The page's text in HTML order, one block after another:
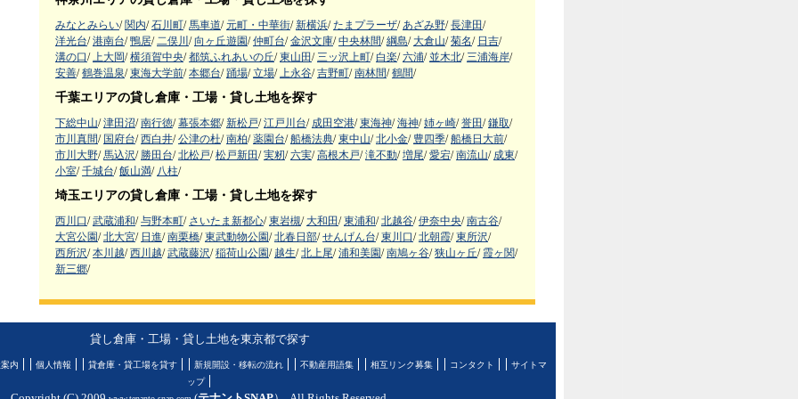
みなとみらい/ 関内/ 石川町/ 馬車道/ 元町・中華街/ 新横浜/ たまプラーザ/ あざみ野/ 長津田/
洋光台/ 港南台/ 鴨居/ 二俣川 / 向ヶ丘遊園/ 仲町台/ 金沢文庫/ 中央林間/ 綱島/ 大倉山/ 菊名/ 日吉/
溝の口/ 上大岡/ 横須賀中央/ 都筑ふれあいの丘/ 東山田/ 三ッ沢上町/ 白楽/ 六浦/ 並木北/ 三浦海岸/
安善/ 鶴巻温泉/ 東海大学前/ 本郷台/ 踊場/ 立場/ 上永谷/ 吉野町/ 南林間/ 鶴間/
千葉エリアの貸し倉庫・工場・貸し土地を探す
下総中山/ 津田沼/ 南行徳/ 幕張本郷/ 新松戸/ 江戸川台/ 成田空港/ 東海神/ 海神/ 姉ヶ崎/ 誉田/ 鎌取/
市川真間/ 国府台/ 西白井/ 公津の杜/ 南柏/ 薬園台/ 船橋法典/ 東中山/ 北小金/ 豊四季/ 船橋日大前/
市川大野/ 馬込沢/ 勝田台/ 北松戸/ 松戸新田/ 実籾/ 六実/ 高根木戸/ 滝不動/ 増尾/ 愛宕/ 南流山/ 成東/
小室/ 千城台/ 飯山満/ 八柱/
埼玉エリアの貸し倉庫・工場・貸し土地を探す
西川口/ 武蔵浦和/ 与野本町/ さいたま新都心/ 東岩槻/ 大和田/ 東浦和/ 北越谷/ 伊奈中央/ 南古谷/
大宮公園/ 北大宮/ 日進/ 南栗橋/ 東武動物公園/ 北春日部/ せんげん台/ 東川口/ 北朝霞/ 東所沢/
西所沢/ 本川越/ 西川越/ 武蔵藤沢/ 稲荷山公園/ 越生/ 北上尾/ 浦和美園/ 南鳩ヶ谷/ 狭山ヶ丘/ 霞ヶ関/
新三郷/
貸し倉庫・工場・貸し土地を東京都で探す
内 個人情報 貸倉庫・貸工場を貸す 新規開設・移転の流れ 不動産用語集 相互リンク募集 コンタクト
サイトマ
ップ